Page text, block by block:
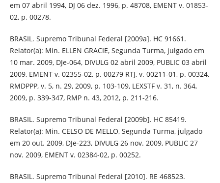
em 07 abril 1994, DJ 06 dez. 1996, p. 48708, EMENT v. 01853-
02, p. 00278.
BRASIL. Supremo Tribunal Federal [2009a]. HC 91661.
Relator(a): Min. ELLEN GRACIE, Segunda Turma, julgado em
10 mar. 2009, DJe-064, DIVULG 02 abril 2009, PUBLIC 03 abril
2009, EMENT v. 02355-02, p. 00279 RTJ, v. 00211-01, p. 00324,
RMDPPP, v. 5, n. 29, 2009, p. 103-109, LEXSTF v. 31, n. 364,
2009, p. 339-347, RMP n. 43, 2012, p. 211-216.
BRASIL. Supremo Tribunal Federal [2009b]. HC 85419.
Relator(a): Min. CELSO DE MELLO, Segunda Turma, julgado
em 20 out. 2009, DJe-223, DIVULG 26 nov. 2009, PUBLIC 27
nov. 2009, EMENT v. 02384-02, p. 00252.
BRASIL. Supremo Tribunal Federal [2010]. RE 468523.